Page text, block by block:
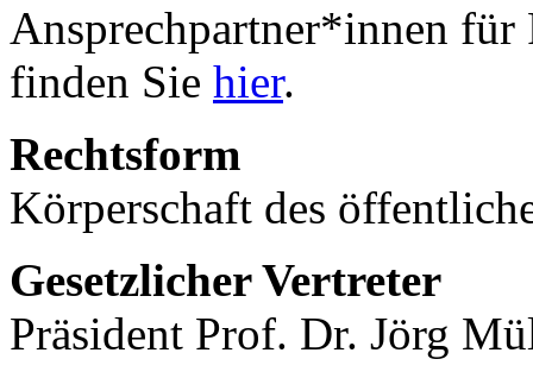
Ansprechpartner*innen für
finden Sie hier.
Rechtsform
Körperschaft des
Gesetzlicher Vertreter
Präsident Prof. Dr. Jörg